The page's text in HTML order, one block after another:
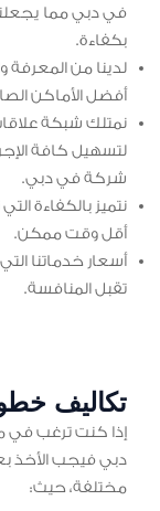
في دبي مما
بكفاءة.
لدينا من المعرفة
أفضل الأماكن
نمتلك شبكة
لتسهيل كافة
شركة في دبي.
نتميز بالكفاءة
أقل وقت ممكن.
أسعار خدماتنا
تقبل المنافسة.
تكاليف
إذا كنت ترغب
دبي فيجب الأخذ
مختلفة، حيث: